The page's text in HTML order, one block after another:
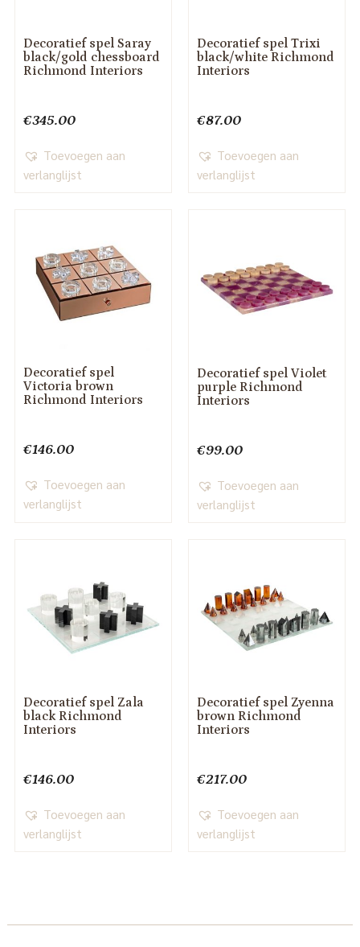
Decoratief spel Saray
black/gold chessboard
Richmond Interiors
€345.00
Toevoegen aan
verlanglijst
Decoratief spel Trixi
black/white Richmond
Interiors
€87.00
Toevoegen aan
verlanglijst
Decoratief spel
Victoria brown
Richmond Interiors
€146.00
Toevoegen aan
verlanglijst
Decoratief spel Violet
purple Richmond
Interiors
€99.00
Toevoegen aan
verlanglijst
Decoratief spel Zala
black Richmond
Interiors
€146.00
Toevoegen aan
verlanglijst
Decoratief spel Zyenna
brown Richmond
Interiors
€217.00
Toevoegen aan
verlanglijst